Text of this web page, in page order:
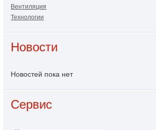
Вентиляция
Технологии
Новости
Новостей пока нет
Сервис